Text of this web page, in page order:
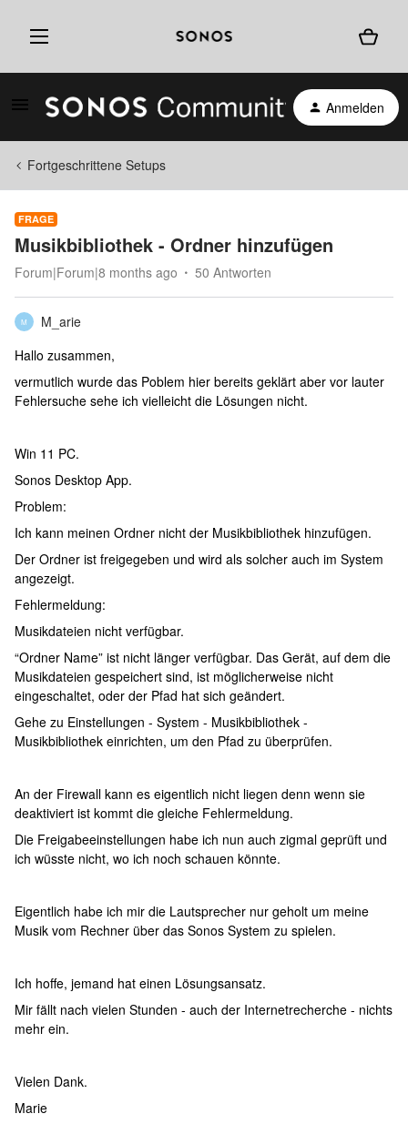
Anmelden
Fortgeschrittene Setups
FRAGE
Musikbibliothek - Ordner hinzufügen
Forum|Forum|8 months ago 50 Antworten
M
M_arie
Hallo zusammen,
vermutlich wurde das Poblem hier bereits geklärt aber vor lauter
Fehlersuche sehe ich vielleicht die Lösungen nicht.
Win 11 PC.
Sonos Desktop App.
Problem:
Ich kann meinen Ordner nicht der Musikbibliothek hinzufügen.
Der Ordner ist freigegeben und wird als solcher auch im System
angezeigt.
Fehlermeldung:
Musikdateien nicht verfügbar.
“Ordner Name” ist nicht länger verfügbar. Das Gerät, auf dem die
Musikdateien gespeichert sind, ist möglicherweise nicht
eingeschaltet, oder der Pfad hat sich geändert.
Gehe zu Einstellungen - System - Musikbibliothek -
Musikbibliothek einrichten, um den Pfad zu überprüfen.
An der Firewall kann es eigentlich nicht liegen denn wenn sie
deaktiviert ist kommt die gleiche Fehlermeldung.
Die Freigabeeinstellungen habe ich nun auch zigmal geprüft und
ich wüsste nicht, wo ich noch schauen könnte.
Eigentlich habe ich mir die Lautsprecher nur geholt um meine
Musik vom Rechner über das Sonos System zu spielen.
Ich hoffe, jemand hat einen Lösungsansatz.
Mir fällt nach vielen Stunden - auch der Internetrecherche - nichts
mehr ein.
Vielen Dank.
Marie